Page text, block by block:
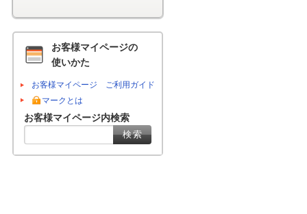
お客様マイページの
使いかた
お客様マイページ ご利用ガイド
マークとは
お客様マイページ内検索